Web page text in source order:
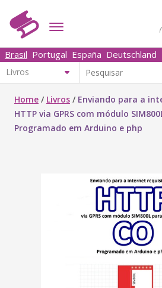
Brasil Portugal España Deutschland
Home / Livros / Enviando para a
HTTP via GPRS com módulo
Programado em Arduino e php